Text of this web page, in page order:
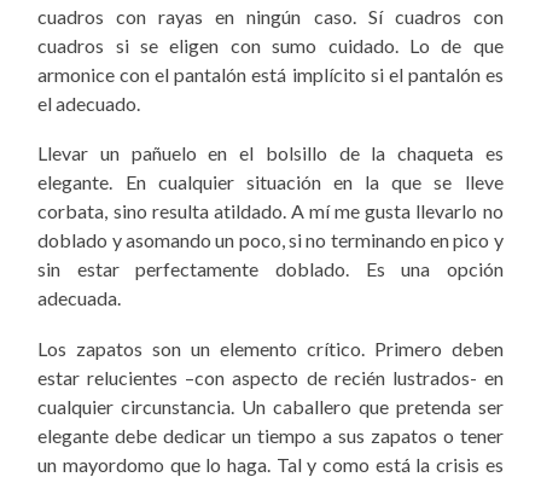
cuadros con rayas en ningún caso. Sí cuadros con
cuadros si se eligen con sumo cuidado. Lo de que
armonice con el pantalón está implícito si el pantalón es
el adecuado.
Llevar un pañuelo en el bolsillo de la chaqueta es
elegante. En cualquier situación en la que se lleve
corbata, sino resulta atildado. A mí me gusta llevarlo no
doblado y asomando un poco, si no terminando en pico y
sin estar perfectamente doblado. Es una opción
adecuada.
Los zapatos son un elemento crítico. Primero deben
estar relucientes –con aspecto de recién lustrados- en
cualquier circunstancia. Un caballero que pretenda ser
elegante debe dedicar un tiempo a sus zapatos o tener
un mayordomo que lo haga. Tal y como está la crisis es